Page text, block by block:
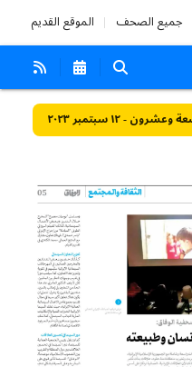
جميع الصحف الموقع القديم
- ١٢ سبتمبر ٢٠٢٣